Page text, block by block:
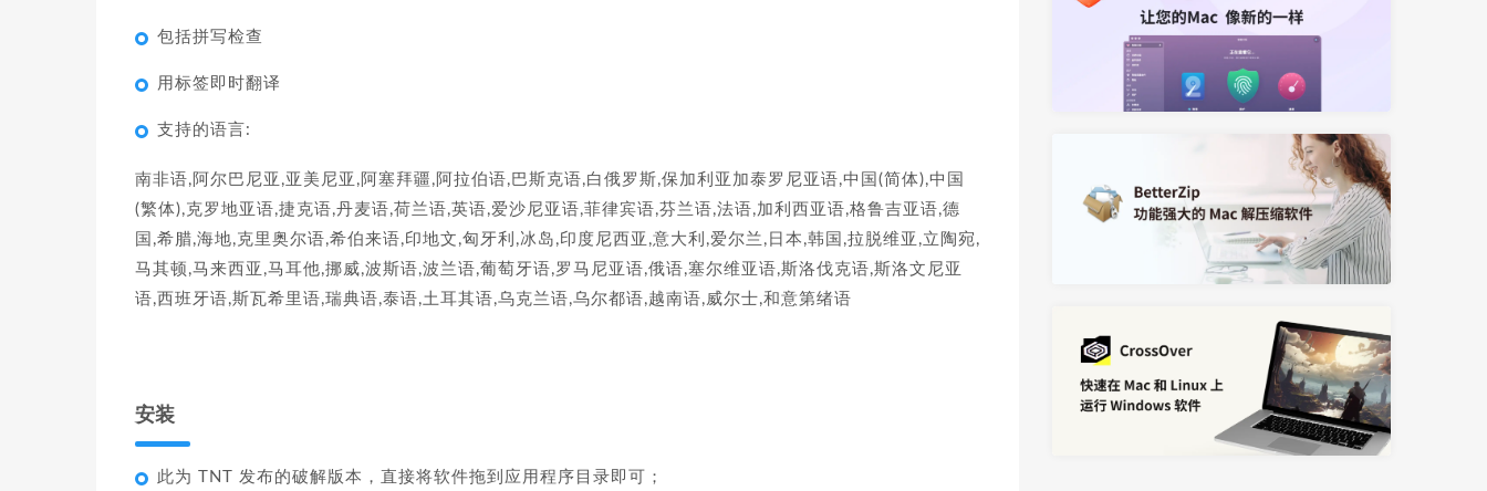
包括拼写检查
用标签即时翻译
支持的语言:
南非语,阿尔巴尼亚,亚美尼亚,阿塞拜疆,阿拉伯语,巴斯克语,白俄罗斯,保加利亚加泰罗尼亚语,中国(简体),中国
(繁体),克罗地亚语,捷克语,丹麦语,荷兰语,英语,爱沙尼亚语,菲律宾语,芬兰语,法语,加利西亚语,格鲁吉亚语,德
国,希腊,海地,克里奥尔语,希伯来语,印地文,匈牙利,冰岛,印度尼西亚,意大利,爱尔兰,日本,韩国,拉脱维亚,立陶宛,
马其顿,马来西亚,马耳他,挪威,波斯语,波兰语,葡萄牙语,罗马尼亚语,俄语,塞尔维亚语,斯洛伐克语,斯洛文尼亚
语,西班牙语,斯瓦希里语,瑞典语,泰语,土耳其语,乌克兰语,乌尔都语,越南语,威尔士,和意第绪语
安装
此为 TNT 发布的破解版本，直接将软件拖到应用程序目录即可；